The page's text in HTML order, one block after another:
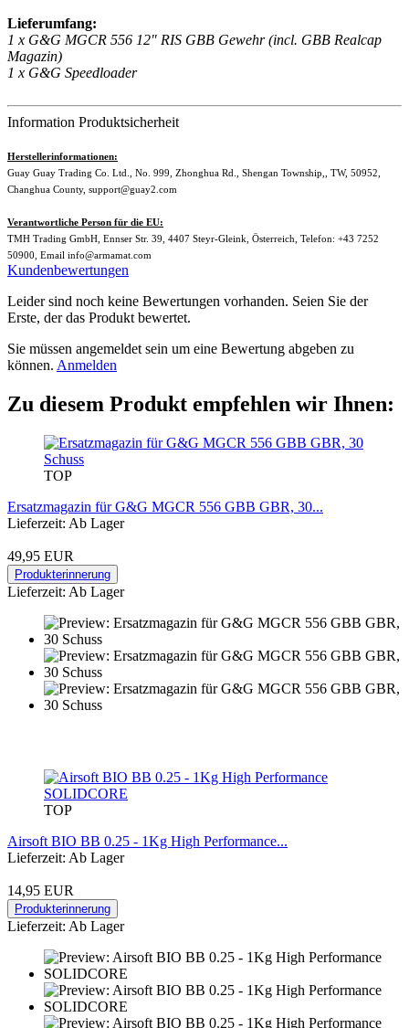
Lieferumfang:
1 x G&G MGCR 556 12" RIS GBB Gewehr (incl. GBB Realcap
Magazin)
1 x G&G Speedloader
Information Produktsicherheit
Herstellerinformationen:
Guay Guay Trading Co. Ltd., No. 999, Zhonghua Rd., Shengan Township,, TW, 50952,
Changhua County, support@guay2.com
Verantwortliche Person für die EU:
TMH Trading GmbH, Ennser Str. 39, 4407 Steyr-Gleink, Österreich, Telefon: +43 7252
50900, Email info@armamat.com
Kundenbewertungen
Leider sind noch keine Bewertungen vorhanden. Seien Sie der
Erste, der das Produkt bewertet.
Sie müssen angemeldet sein um eine Bewertung abgeben zu
können. Anmelden
Zu diesem Produkt empfehlen wir Ihnen:
TOP
Ersatzmagazin für G&G MGCR 556 GBB GBR, 30...
Lieferzeit: Ab Lager
49,95 EUR
Produkterinnerung
Lieferzeit: Ab Lager
TOP
Airsoft BIO BB 0.25 - 1Kg High Performance...
Lieferzeit: Ab Lager
14,95 EUR
Produkterinnerung
Lieferzeit: Ab Lager